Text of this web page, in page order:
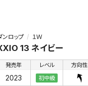
ンロップ １Ｗ
13 ネイビー
発売年
2023
レベル
初中級
方向性